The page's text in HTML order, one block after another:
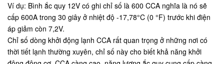
Ví dụ: Bình ắc quy 12V có ghi chỉ số là 600 CCA nghĩa là nó sẽ
cấp 600A trong 30 giây ở nhiệt độ -17,78°C (0 °F) trước khi điện
áp giảm còn 7,2V.
Chỉ số dòng khởi động lạnh CCA rất quan trọng ở những nơi có
thời tiết lạnh thường xuyên, chỉ số này cho biết khả năng khởi